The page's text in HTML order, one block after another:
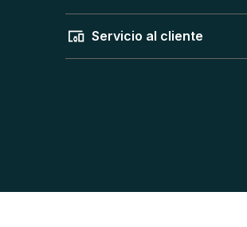
Servicio al cliente